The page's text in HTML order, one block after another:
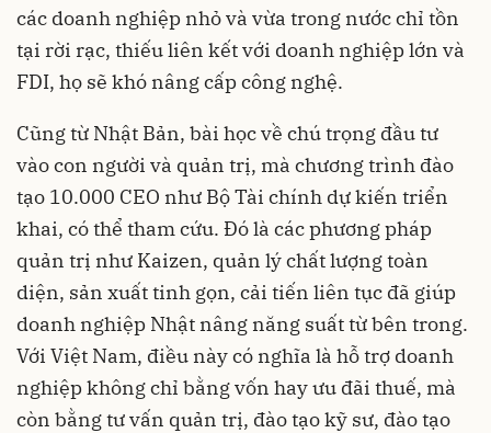
các doanh nghiệp nhỏ và vừa trong nước chỉ tồn
tại rời rạc, thiếu liên kết với doanh nghiệp lớn và
FDI, họ sẽ khó nâng cấp công nghệ.
Cũng từ Nhật Bản, bài học về chú trọng đầu tư
vào con người và quản trị, mà chương trình đào
tạo 10.000 CEO như Bộ Tài chính dự kiến triển
khai, có thể tham cứu. Đó là các phương pháp
quản trị như Kaizen, quản lý chất lượng toàn
diện, sản xuất tinh gọn, cải tiến liên tục đã giúp
doanh nghiệp Nhật nâng năng suất từ bên trong.
Với Việt Nam, điều này có nghĩa là hỗ trợ doanh
nghiệp không chỉ bằng vốn hay ưu đãi thuế, mà
còn bằng tư vấn quản trị, đào tạo kỹ sư, đào tạo